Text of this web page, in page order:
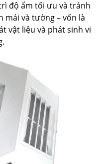
độ ẩm tối ưu và tránh
và tường – vốn là
vật liệu và phát sinh vi